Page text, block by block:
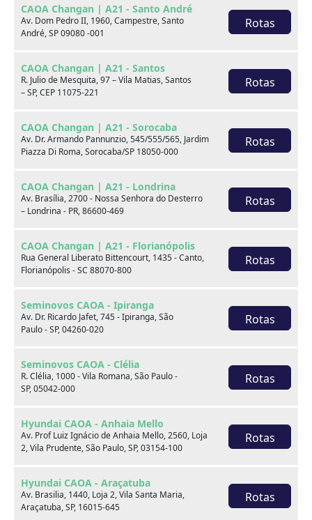
CAOA Changan | A21 - Santo André
Av. Dom Pedro II, 1960, Campestre, Santo
André, SP 09080 -001
Rotas
CAOA Changan | A21 - Santos
R. Julio de Mesquita, 97 – Vila Matias, Santos
– SP, CEP 11075-221
Rotas
CAOA Changan | A21 - Sorocaba
Av. Dr. Armando Pannunzio, 545/555/565, Jardim
Piazza Di Roma, Sorocaba/SP 18050-000
Rotas
CAOA Changan | A21 - Londrina
Av. Brasília, 2700 - Nossa Senhora do Desterro
– Londrina - PR, 86600-469
Rotas
CAOA Changan | A21 - Florianópolis
Rua General Liberato Bittencourt, 1435 - Canto,
Florianópolis - SC 88070-800
Rotas
Seminovos CAOA - Ipiranga
Av. Dr. Ricardo Jafet, 745 - Ipiranga, São
Paulo - SP, 04260-020
Rotas
Seminovos CAOA - Clélia
R. Clélia, 1000 - Vila Romana, São Paulo -
SP, 05042-000
Rotas
Hyundai CAOA - Anhaia Mello
Av. Prof Luiz Ignácio de Anhaia Mello, 2560, Loja
2, Vila Prudente, São Paulo, SP, 03154-100
Rotas
Hyundai CAOA - Araçatuba
Av. Brasilia, 1440, Loja 2, Vila Santa Maria,
Araçatuba, SP, 16015-645
Rotas
Destaques
Sobre nós